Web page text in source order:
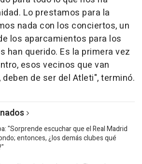
Lo prestamos para la
nada con los conciertos, un
los aparcamientos para los
han querido. Es la primera vez
esos vecinos que van
de ser del Atleti", terminó.
"Sorprende escuchar que el Real Madrid
entonces, ¿los demás clubes qué